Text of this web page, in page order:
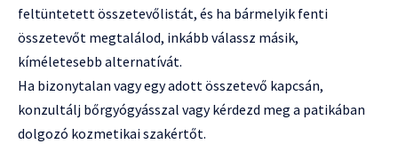
feltüntetett összetevőlistát, és ha bármelyik fenti
összetevőt megtalálod, inkább válassz másik,
kíméletesebb alternatívát.
Ha bizonytalan vagy egy adott összetevő kapcsán,
konzultálj bőrgyógyásszal vagy kérdezd meg a patikában
dolgozó kozmetikai szakértőt.